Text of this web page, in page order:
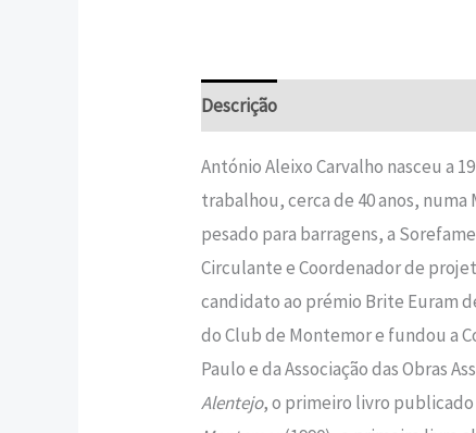
Descrição
António Aleixo Carvalho nasceu a
trabalhou, cerca de 40 anos,
pesado para barragens, a
Circulante e Coordenador de
candidato ao prémio Brite Euram
do Club de Montemor e fundou a
Paulo e da Associação das Obras
Alentejo, o primeiro livro publicado